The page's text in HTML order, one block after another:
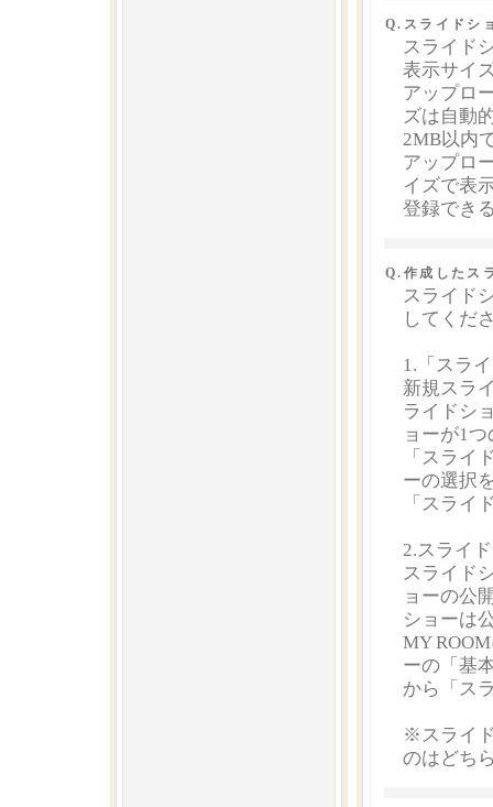
Q.スライドシ
スライド
表示サイ
アップロ
ズは自動
2MB以内
アップロ
イズで表
登録でき
Q.作成したス
スライド
してくだ
1.「スラ
新規スラ
ライドシ
ョーが1
「スライ
ーの選択
「スライ
2.スライ
スライド
ョーの公
ショーは
MY
ーの「基
から「ス
※スライ
のはどち